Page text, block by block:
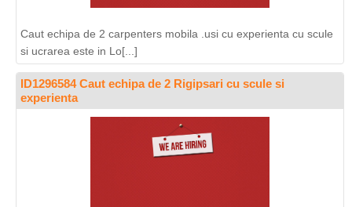
Caut echipa de 2 carpenters mobila .usi cu experienta cu scule
si ucrarea este in Lo[...]
ID1296584 Caut echipa de 2 Rigipsari cu scule si
experienta